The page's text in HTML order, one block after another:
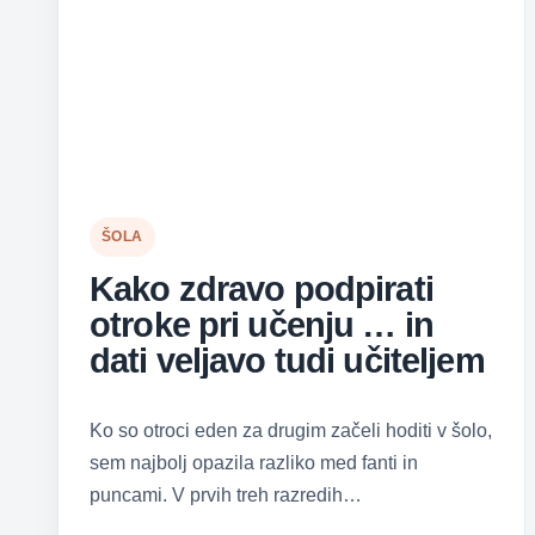
ŠOLA
Kako zdravo podpirati
otroke pri učenju … in
dati veljavo tudi učiteljem
Ko so otroci eden za drugim začeli hoditi v šolo,
sem najbolj opazila razliko med fanti in
puncami. V prvih treh razredih…